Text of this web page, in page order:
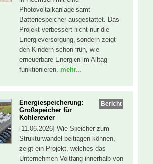
Photovoltaikanlage samt
Batteriespeicher ausgestattet. Das
Projekt verbessert nicht nur die
Energieversorgung, sondern zeigt
den Kindern schon früh, wie
erneuerbare Energien im Alltag
funktionieren. mehr...
Bericht
Energiespeicherung:
Großspeicher für
Kohlerevier
[11.06.2026] Wie Speicher zum
Strukturwandel beitragen können,
zeigt ein Projekt, welches das
Unternehmen Voltfang innerhalb von